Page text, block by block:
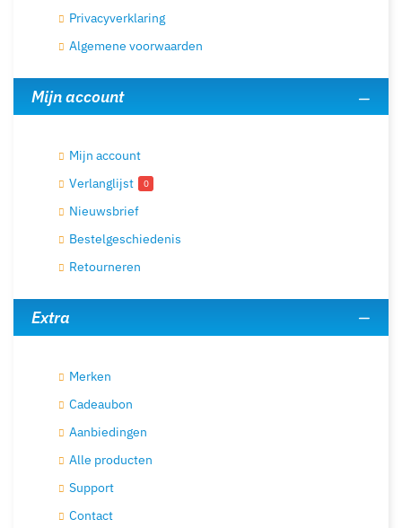
Privacyverklaring
Algemene voorwaarden
Mijn account
Mijn account
Verlanglijst
0
Nieuwsbrief
Bestelgeschiedenis
Retourneren
Extra
Merken
Cadeaubon
Aanbiedingen
Alle producten
Support
Contact